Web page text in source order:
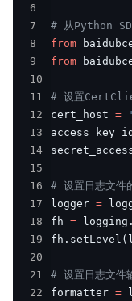
6
7
# 从Python
8
from
9
from
10
11
# 设置
12
cert_host =
13
14
15
16
# 设置日志文件
17
logger =
18
fh = logging .
19
fh . setLevel (
20
21
# 设置日志文件
22
formatter =